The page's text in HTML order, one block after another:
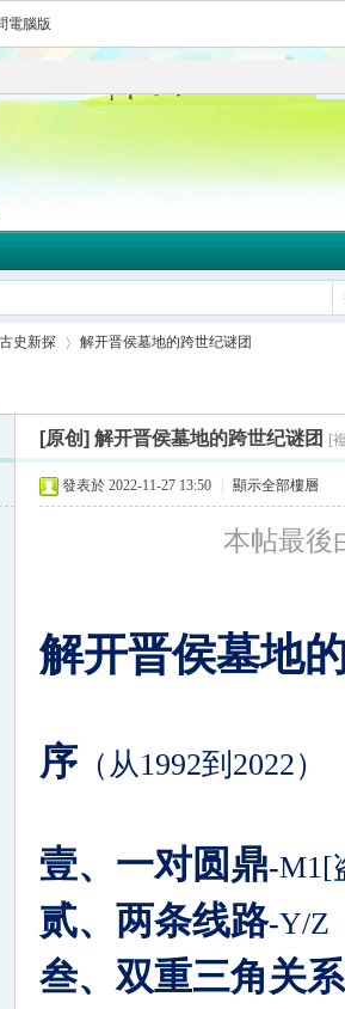
電腦版
古史新探
›
解开晋侯墓地的跨世纪谜团
[原创] 解开晋侯墓地的跨世纪谜团 [
發表於 2022-11-27 13:50 顯示全部樓層
本帖最後
解开晋侯墓地
序 （从1992到 2022）
壹、一对圆鼎-M1[
贰、两条线路-Y/Z
叁、双重三角关系